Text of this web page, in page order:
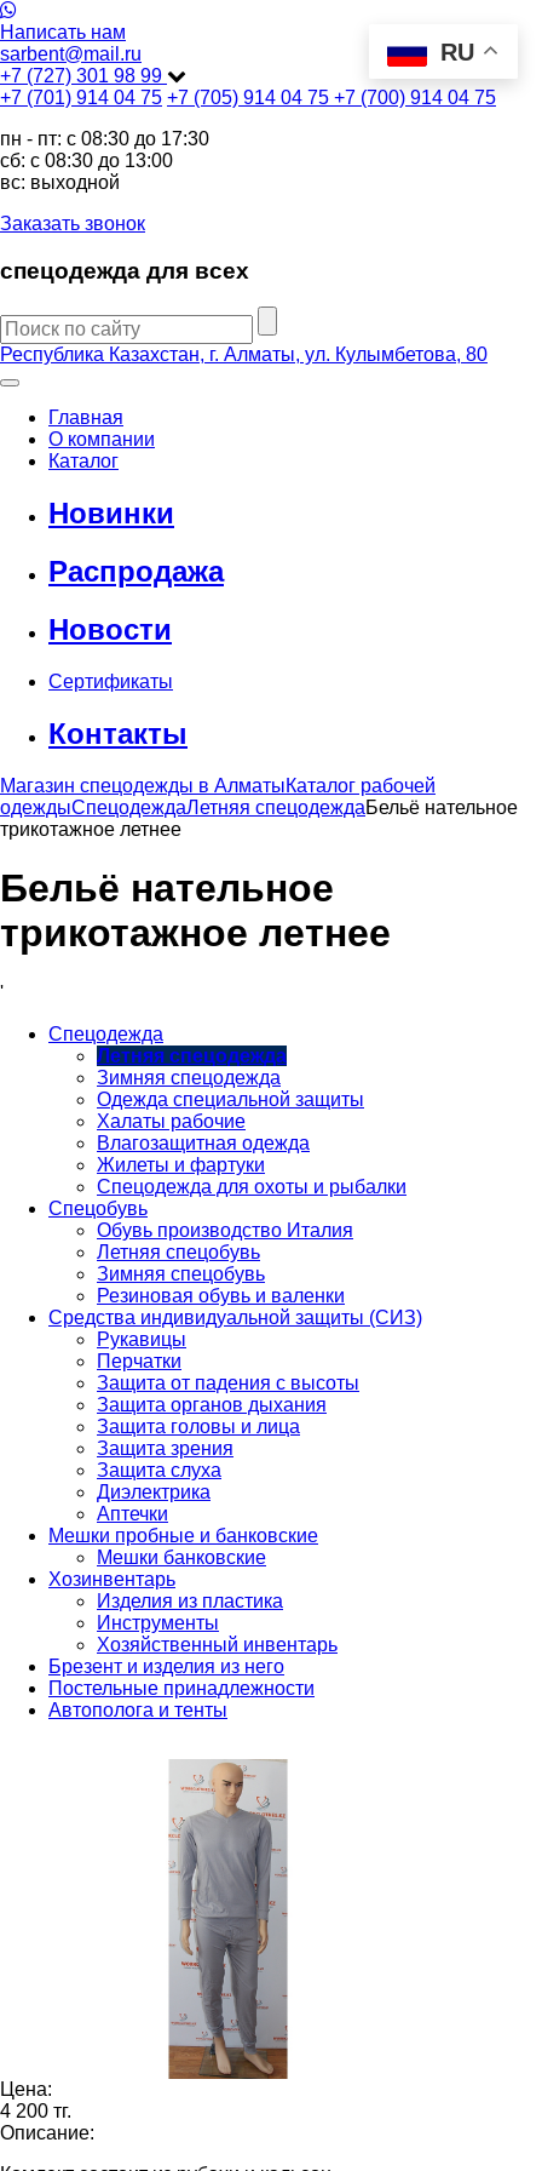
Написать нам
sarbent@mail.ru
+7 (727) 301 98 99
+7 (701) 914 04 75 +7 (705) 914 04 75 +7 (700) 914 04 75
пн - пт: c 08:30 до 17:30
сб: c 08:30 до 13:00
вс: выходной
Заказать звонок
спецодежда для всех
Республика Казахстан, г. Алматы, ул. Кулымбетова, 80
Главная
О компании
Каталог
Новинки
Распродажа
Новости
Сертификаты
Контакты
Магазин спецодежды в АлматыКаталог рабочей
одеждыСпецодеждаЛетняя спецодеждаБельё нательное
трикотажное летнее
Бельё нательное
трикотажное летнее
'
Спецодежда
Летняя спецодежда
Зимняя спецодежда
Одежда специальной защиты
Халаты рабочие
Влагозащитная одежда
Жилеты и фартуки
Спецодежда для охоты и рыбалки
Спецобувь
Обувь производство Италия
Летняя спецобувь
Зимняя спецобувь
Резиновая обувь и валенки
Средства индивидуальной защиты (СИЗ)
Рукавицы
Перчатки
Защита от падения с высоты
Защита органов дыхания
Защита головы и лица
Защита зрения
Защита слуха
Диэлектрика
Аптечки
Мешки пробные и банковские
Мешки банковские
Хозинвентарь
Изделия из пластика
Инструменты
Хозяйственный инвентарь
Брезент и изделия из него
Постельные принадлежности
Автополога и тенты
Цена:
4 200 тг.
Описание:
RU